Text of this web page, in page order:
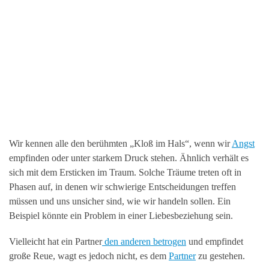
Wir kennen alle den berühmten „Kloß im Hals“, wenn wirAngst
empfinden oder unter starkem Druck stehen. Ähnlich verhält es
sich mit dem Ersticken im Traum. Solche Träume treten oft in
Phasen auf, in denen wir schwierige Entscheidungen treffen
müssen und uns unsicher sind, wie wir handeln sollen. Ein
Beispiel könnte ein Problem in einer Liebesbeziehung sein.
Vielleicht hat ein Partnerden anderen betrogen und empfindet
große Reue, wagt es jedoch nicht, es dem Partnerzu gestehen.